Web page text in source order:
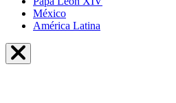
México
América Latina